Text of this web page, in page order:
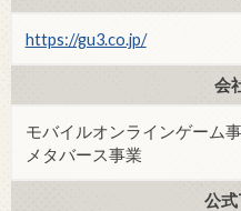
https://gu3.co.jp/
会
モバイルオンラインゲーム
メタバース事業
公